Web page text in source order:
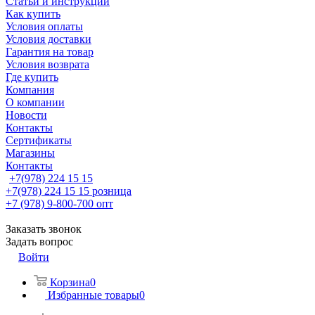
Как купить
Условия оплаты
Условия доставки
Гарантия на товар
Условия возврата
Где купить
Компания
О компании
Новости
Контакты
Сертификаты
Магазины
Контакты
+7(978) 224 15 15
+7(978) 224 15 15 розница
+7 (978) 9-800-700 опт
Заказать звонок
Задать вопрос
Войти
Корзина0
Избранные товары0